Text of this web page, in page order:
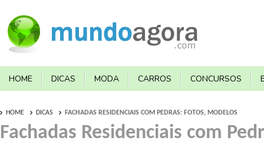
HOME DICAS MODA CARROS CONCURSOS
HOME DICAS FACHADAS RESIDENCIAIS COM PEDRAS: FOTOS, MODELOS
Fachadas Residenciais com